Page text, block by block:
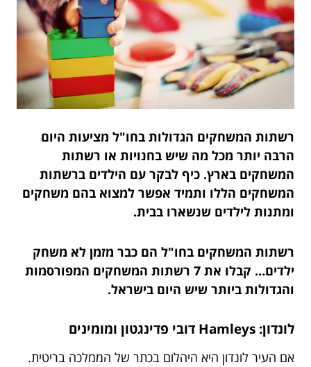
רשתות המשחקים הגדולות בחו"ל מציעות היום
הרבה יותר מכל מה שיש בחנויות או רשתות
המשחקים בארץ. כיף לבקר עם הילדים ברשתות
המשחקים הללו ותמיד אפשר למצוא בהם משחקים
ומתנות לילדים שנשארו בבית.
רשתות המשחקים בחו"ל הם כבר מזמן לא משחק
ילדים… קבלו את 7 רשתות המשחקים המפורסמות
והגדולות ביותר שיש היום בישראל.
לונדון: Hamleys דובי פדינגטון ומומינים
אם העיר לונדון היא היהלום בכתר של הממלכה בריטית.